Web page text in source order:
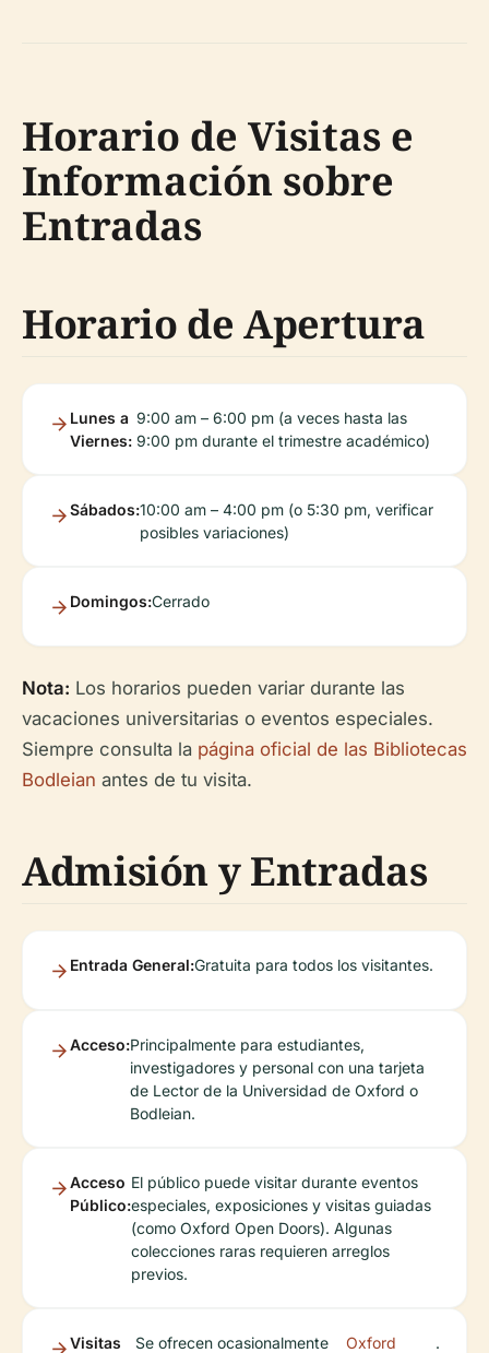
Horario de Visitas e
Información sobre
Entradas
Horario de Apertura
Lunes a
Viernes:
9:00 am – 6:00 pm (a veces hasta las
9:00 pm durante el trimestre académico)
Sábados:10:00 am – 4:00 pm (o 5:30 pm, verificar
posibles variaciones)
Domingos:Cerrado
Nota: Los horarios pueden variar durante las
vacaciones universitarias o eventos especiales.
Siempre consulta la página oficial de las Bibliotecas
Bodleian antes de tu visita.
Admisión y Entradas
Entrada General:Gratuita para todos los visitantes.
Acceso:Principalmente para estudiantes,
investigadores y personal con una tarjeta
de Lector de la Universidad de Oxford o
Bodleian.
Acceso
Público:
El público puede visitar durante eventos
especiales, exposiciones y visitas guiadas
(como Oxford Open Doors). Algunas
colecciones raras requieren arreglos
previos.
Visitas
Se ofrecen ocasionalmente
Oxford
.